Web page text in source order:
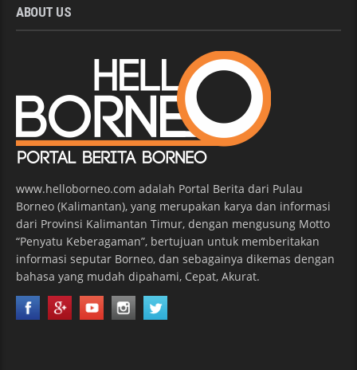
ABOUT US
www.helloborneo.com adalah Portal Berita dari Pulau
Borneo (Kalimantan), yang merupakan karya dan informasi
dari Provinsi Kalimantan Timur, dengan mengusung Motto
“Penyatu Keberagaman”, bertujuan untuk memberitakan
informasi seputar Borneo, dan sebagainya dikemas dengan
bahasa yang mudah dipahami, Cepat, Akurat.